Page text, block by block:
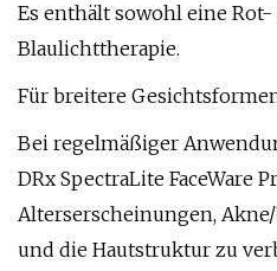
Es enthält sowohl eine Rot-
Blaulichttherapie.
Für breitere
Bei regelmäßiger
DRx SpectraLite FaceWare
Alterserscheinungen,
und die Hautstruktur zu